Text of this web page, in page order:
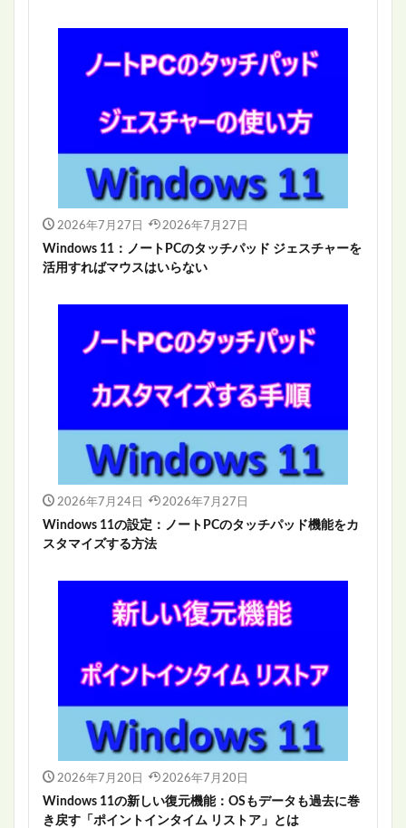
2026年7月27日 2026年7月27日
Windows 11：ノートPCのタッチパッド ジェスチャーを
活用すればマウスはいらない
2026年7月24日 2026年7月27日
Windows 11の設定：ノートPCのタッチパッド機能をカ
スタマイズする方法
2026年7月20日 2026年7月20日
Windows 11の新しい復元機能：OSもデータも過去に巻
き戻す「ポイントインタイム リストア」とは